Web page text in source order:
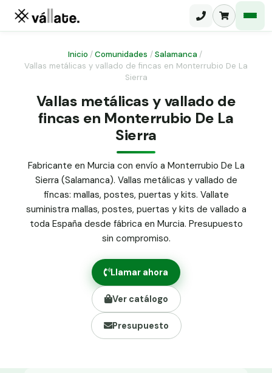
Malla electrosoldada
Malla ganadera
Malla simple torsión
Malla triple torsión
Panel malla H.
Puerta abatible dos hojas
Puerta acceso peatonal
Poste malla Hércules
Poste malla simple torsión
Alambre de espino galvanizado
Alambre liso galvanizado
Malla ocultación 70 g/m² verde
Grapa malla H.
Grapadora
Grapas a-18
Inicio /Comunidades / Salamanca /
Vallas metálicas y vallado de fincas en Monterrubio De La
Sierra
Vallas metálicas y vallado de
fincas en Monterrubio De La
Sierra
Fabricante en Murcia con envío a Monterrubio De La
Sierra (Salamanca). Vallas metálicas y vallado de
fincas: mallas, postes, puertas y kits. Vallate
suministra mallas, postes, puertas y kits de vallado a
toda España desde fábrica en Murcia. Presupuesto
sin compromiso.
Llamar ahora
Ver catálogo
Presupuesto